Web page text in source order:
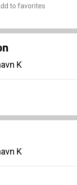
to favorites
K
K